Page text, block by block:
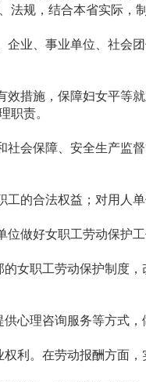
法规，结合本省实际，
、事业单位、社会团
施，保障妇女平等就
职责。
保障、安全生产监督
合法权益；对用人单
做好女职工劳动保护工
女职工劳动保护制度
心理咨询服务等方式，
利。在劳动报酬方面，